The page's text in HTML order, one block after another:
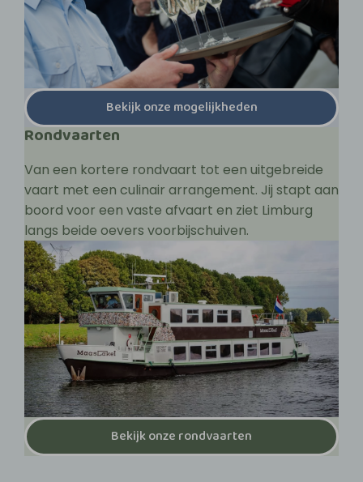
Bekijk onze mogelijkheden
Rondvaarten
Van een kortere rondvaart tot een uitgebreide
vaart met een culinair arrangement. Jij stapt aan
boord voor een vaste afvaart en ziet Limburg
langs beide oevers voorbijschuiven.
Bekijk onze rondvaarten